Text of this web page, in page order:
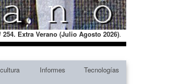
254. Extra Verano (Julio Agosto 2026).
Informes
Tecnologías